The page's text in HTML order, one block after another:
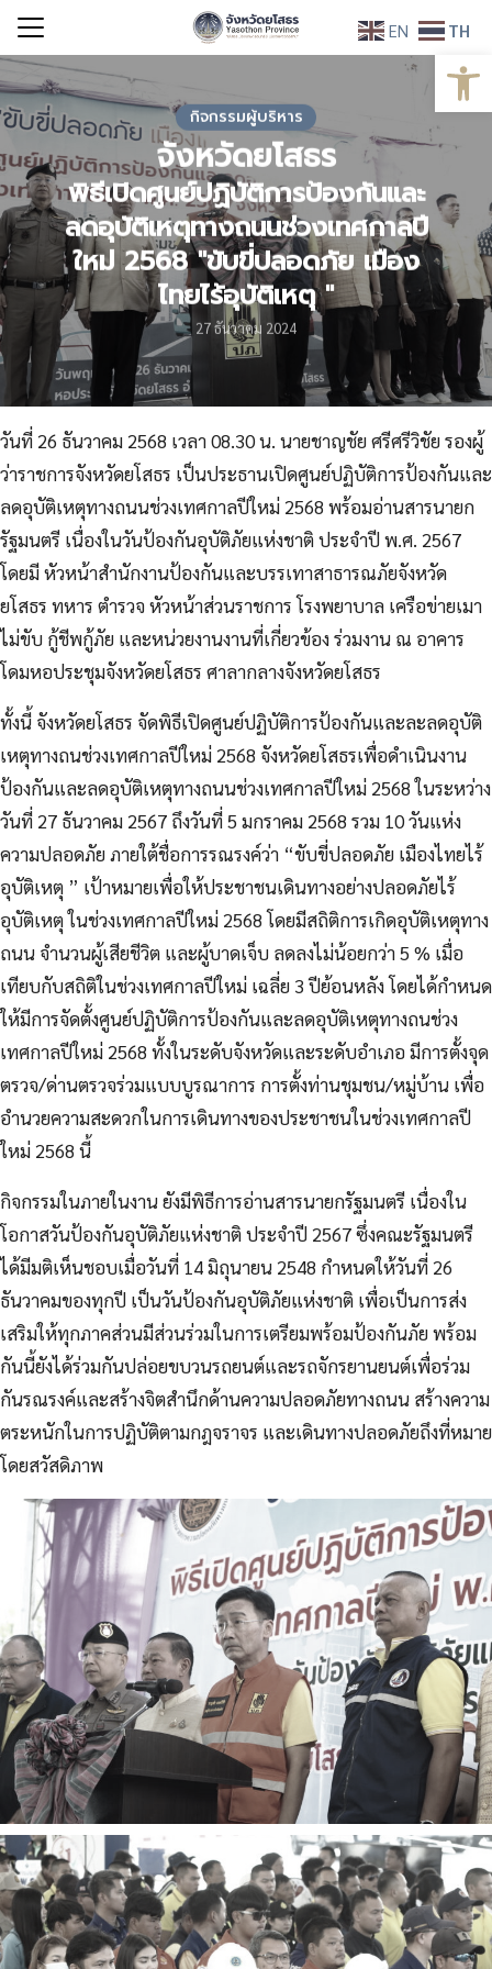
Skip
content
Search
for:
กิจกรรมผู้บริหาร
จังหวัดยโสธร
พิธีเปิดศูนย์ปฏิบัติการป้องกันและ
ลดอุบัติเหตุทางถนนช่วงเทศกาลปี
ใหม่ 2568 "ขับขี่ปลอดภัย เมือง
ไทยไร้อุบัติเหตุ "
27 ธันวาคม 2024
วันที่ 26 ธันวาคม 2568 เวลา 08.30 น. นายชาญชัย ศรีศรีวิชัย รองผู้
ว่าราชการจังหวัดยโสธร เป็นประธานเปิดศูนย์ปฏิบัติการป้องกันและ
ลดอุบัติเหตุทางถนนช่วงเทศกาลปีใหม่ 2568 พร้อมอ่านสารนายก
รัฐมนตรี เนื่องในวันป้องกันอุบัติภัยแห่งชาติ ประจำปี พ.ศ. 2567
โดยมี หัวหน้าสำนักงานป้องกันและบรรเทาสาธารณภัยจังหวัด
ยโสธร ทหาร ตำรวจ หัวหน้าส่วนราชการ โรงพยาบาล เครือข่ายเมา
ไม่ขับ กู้ชีพกู้ภัย และหน่วยงานงานที่เกี่ยวข้อง ร่วมงาน ณ อาคาร
โดมหอประชุมจังหวัดยโสธร ศาลากลางจังหวัดยโสธร
ทั้งนี้ จังหวัดยโสธร จัดพิธีเปิดศูนย์ปฏิบัติการป้องกันและละลดอุบัติ
เหตุทางถนช่วงเทศกาลปีใหม่ 2568 จังหวัดยโสธรเพื่อดำเนินงาน
ป้องกันและลดอุบัติเหตุทางถนนช่วงเทศกาลปีใหม่ 2568 ในระหว่าง
วันที่ 27 ธันวาคม 2567 ถึงวันที่ 5 มกราคม 2568 รวม 10 วันแห่ง
ความปลอดภัย ภายใต้ชื่อการรณรงค์ว่า “ขับขี่ปลอดภัย เมืองไทยไร้
อุบัติเหตุ ” เป้าหมายเพื่อให้ประชาชนเดินทางอย่างปลอดภัยไร้
อุบัติเหตุ ในช่วงเทศกาลปีใหม่ 2568 โดยมีสถิติการเกิดอุบัติเหตุทาง
ถนน จำนวนผู้เสียชีวิต และผู้บาดเจ็บ ลดลงไม่น้อยกว่า 5 % เมื่อ
เทียบกับสถิติในช่วงเทศกาลปีใหม่ เฉลี่ย 3 ปีย้อนหลัง โดยได้กำหนด
ให้มีการจัดตั้งศูนย์ปฏิบัติการป้องกันและลดอุบัติเหตุทางถนช่วง
เทศกาลปีใหม่ 2568 ทั้งในระดับจังหวัดและระดับอำเภอ มีการตั้งจุด
ตรวจ/ด่านตรวจร่วมแบบบูรณาการ การตั้งท่านชุมชน/หมู่บ้าน เพื่อ
อำนวยความสะดวกในการเดินทางของประชาชนในช่วงเทศกาลปี
ใหม่ 2568 นี้
กิจกรรมในภายในงาน ยังมีพิธีการอ่านสารนายกรัฐมนตรี เนื่องใน
โอกาสวันป้องกันอุบัติภัยแห่งชาติ ประจำปี 2567 ซึ่งคณะรัฐมนตรี
ได้มีมติเห็นชอบเมื่อวันที่ 14 มิถุนายน 2548 กำหนดให้วันที่ 26
ธันวาคมของทุกปี เป็นวันป้องกันอุบัติภัยแห่งชาติ เพื่อเป็นการส่ง
เสริมให้ทุกภาคส่วนมีส่วนร่วมในการเตรียมพร้อมป้องกันภัย พร้อม
กันนี้ยังได้ร่วมกันปล่อยขบวนรถยนต์และรถจักรยานยนต์เพื่อร่วม
กันรณรงค์และสร้างจิตสำนึกด้านความปลอดภัยทางถนน สร้างความ
ตระหนักในการปฏิบัติตามกฎจราจร และเดินทางปลอดภัยถึงที่หมาย
โดยสวัสดิภาพ
EN TH